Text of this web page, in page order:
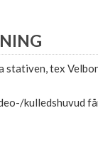
stativen, tex
kulledshuvud